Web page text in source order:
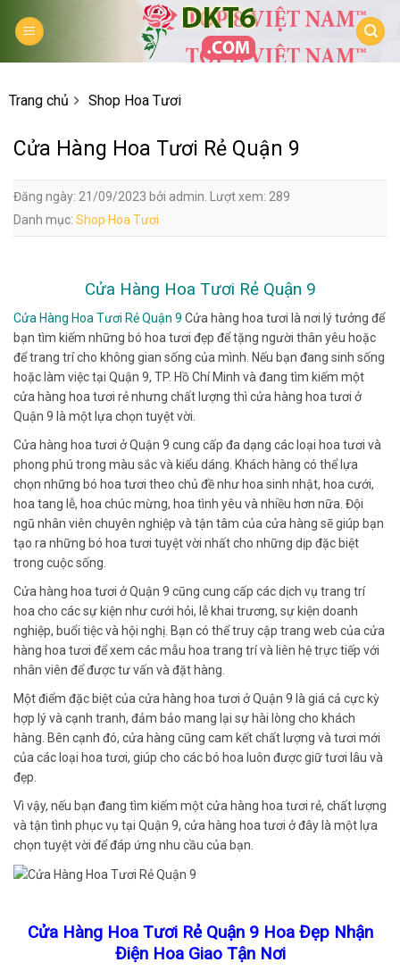
Trang chủ Shop Hoa Tươi
Cửa Hàng Hoa Tươi Rẻ Quận 9
Đăng ngày: 21/09/2023 bởi admin. Lượt xem: 289
Danh mục: Shop Hoa Tươi
Cửa Hàng Hoa Tươi Rẻ Quận 9
Cửa Hàng Hoa Tươi Rẻ Quận 9 Cửa hàng hoa tươi là nơi lý tưởng để
bạn tìm kiếm những bó hoa tươi đẹp để tặng người thân yêu hoặc
để trang trí cho không gian sống của mình. Nếu bạn đang sinh sống
hoặc làm việc tại Quận 9, TP. Hồ Chí Minh và đang tìm kiếm một
cửa hàng hoa tươi rẻ nhưng chất lượng thì cửa hàng hoa tươi ở
Quận 9 là một lựa chọn tuyệt vời.
Cửa hàng hoa tươi ở Quận 9 cung cấp đa dạng các loại hoa tươi và
phong phú trong màu sắc và kiểu dáng. Khách hàng có thể lựa
chọn những bó hoa tươi theo chủ đề như hoa sinh nhật, hoa cưới,
hoa tang lễ, hoa chúc mừng, hoa tình yêu và nhiều hơn nữa. Đội
ngũ nhân viên chuyên nghiệp và tận tâm của cửa hàng sẽ giúp bạn
tạo ra những bó hoa tươi tuyệt vời nhất cho những dịp đặc biệt
trong cuộc sống.
Cửa hàng hoa tươi ở Quận 9 cũng cung cấp các dịch vụ trang trí
hoa cho các sự kiện như cưới hỏi, lễ khai trương, sự kiện doanh
nghiệp, buổi tiệc và hội nghị. Bạn có thể truy cập trang web của cửa
hàng hoa tươi để xem các mẫu hoa trang trí và liên hệ trực tiếp với
nhân viên để được tư vấn và đặt hàng.
Một điểm đặc biệt của cửa hàng hoa tươi ở Quận 9 là giá cả cực kỳ
hợp lý và cạnh tranh, đảm bảo mang lại sự hài lòng cho khách
hàng. Bên cạnh đó, cửa hàng cũng cam kết chất lượng và tươi mới
của các loại hoa tươi, giúp cho các bó hoa luôn được giữ tươi lâu và
đẹp.
Vì vậy, nếu bạn đang tìm kiếm một cửa hàng hoa tươi rẻ, chất lượng
và tận tình phục vụ tại Quận 9, cửa hàng hoa tươi ở đây là một lựa
chọn tuyệt vời để đáp ứng nhu cầu của bạn.
Cửa Hàng Hoa Tươi Rẻ Quận 9 Hoa Đẹp Nhận
Điện Hoa Giao Tận Nơi